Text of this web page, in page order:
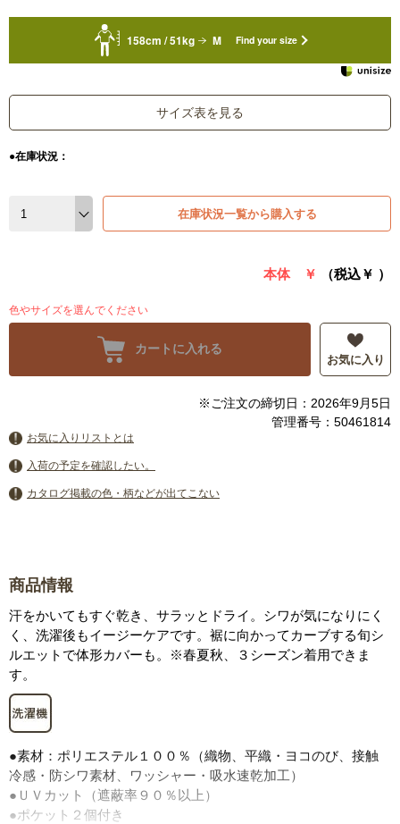
158cm / 51kg M Find your size
サイズ表を見る
●在庫状況：
在庫状況一覧から購入する
本体 ￥ （税込￥ ）
色やサイズを選んでください
カートに入れる
お気に入り
※ご注文の締切日：2026年9月5日
管理番号：50461814
お気に入りリストとは
入荷の予定を確認したい。
カタログ掲載の色・柄などが出てこない
商品情報
汗をかいてもすぐ乾き、サラッとドライ。シワが気になりにく
く、洗濯後もイージーケアです。裾に向かってカーブする旬シ
ルエットで体形カバーも。※春夏秋、３シーズン着用できま
す。
●素材：ポリエステル１００％（織物、平織・ヨコのび、接触
冷感・防シワ素材、ワッシャー・吸水速乾加工）
●ＵＶカット（遮蔽率９０％以上）
●ポケット２個付き